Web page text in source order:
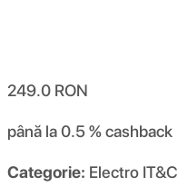
249.0 RON
până la 0.5 %cashback
Categorie: Electro IT&C